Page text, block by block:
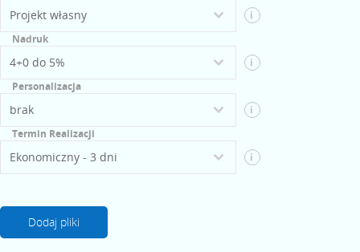
i
Nadruk
i
Personalizacja
i
Termin Realizacji
i
Dodaj pliki